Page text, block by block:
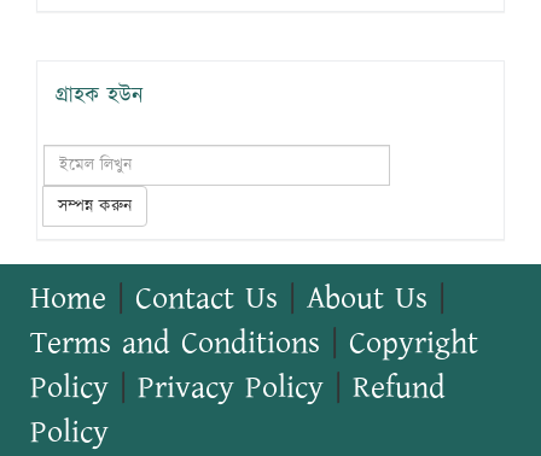
গ্রাহক হউন
সম্পন্ন করুন
Home Contact Us About Us
Terms and Conditions
Copyright
Policy
Privacy Policy
Refund
Policy